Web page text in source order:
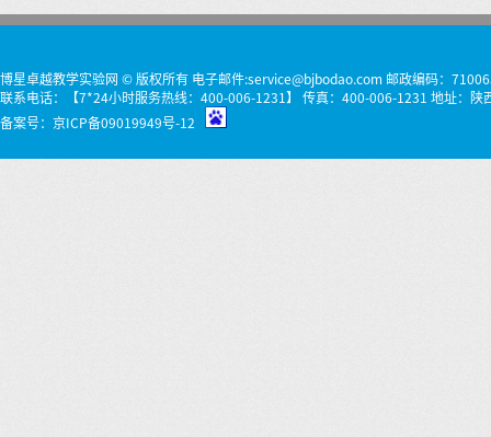
博星卓越教学实验网 © 版权所有 电子邮件:service@bjbodao.com 邮政编码：
联系电话：【7*24小时服务热线：400-006-1231】 传真：400-006-1231 地址：陕
备案号： 京ICP备09019949号-12